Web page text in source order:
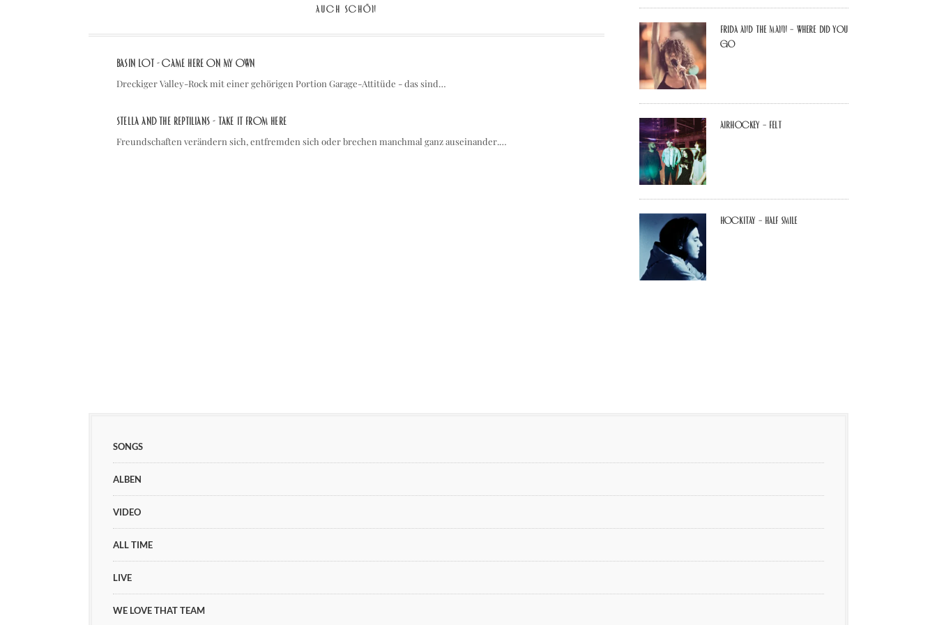
AUCH SCHÖN
Basin Lot - Came Here On My Own
Dreckiger Valley-Rock mit einer gehörigen Portion Garage-Attitüde - das sind…
Stella and The Reptilians - take it from here
Freundschaften verändern sich, entfremden sich oder brechen manchmal ganz auseinander.…
Frida and The Mann – Where Did You
Go
airhockey – felt
Hockitay – half smile
SONGS
ALBEN
VIDEO
ALL TIME
LIVE
WE LOVE THAT TEAM